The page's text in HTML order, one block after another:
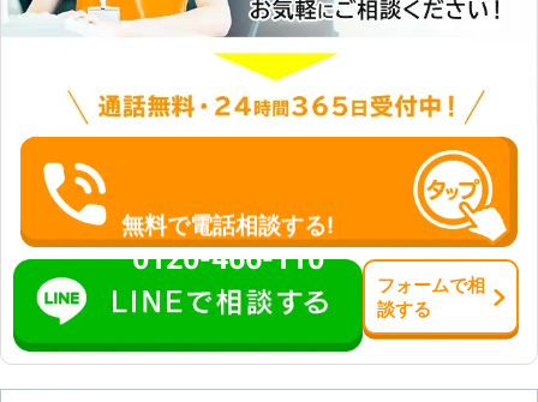
無料で電話相談する!
0120-466-110
フォームで相
談する